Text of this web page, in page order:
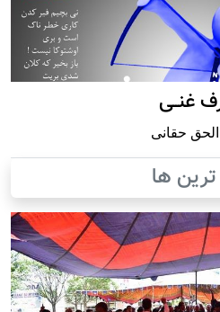
غنــی
حقانی
ترین ها